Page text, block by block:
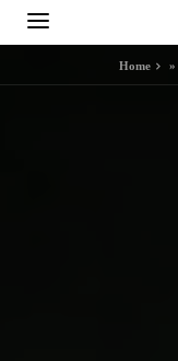
Home »